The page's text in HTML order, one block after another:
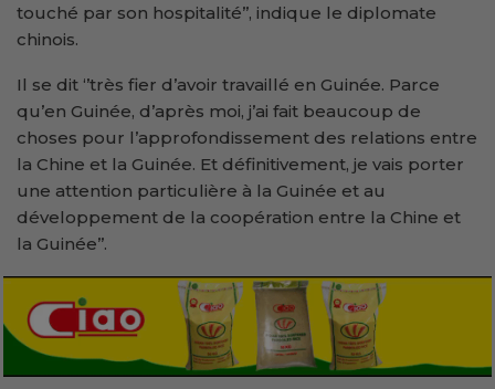
touché par son hospitalité’’, indique le diplomate
chinois.
Il se dit ‘’très fier d’avoir travaillé en Guinée. Parce
qu’en Guinée, d’après moi, j’ai fait beaucoup de
choses pour l’approfondissement des relations entre
la Chine et la Guinée. Et définitivement, je vais porter
une attention particulière à la Guinée et au
développement de la coopération entre la Chine et
la Guinée’’.